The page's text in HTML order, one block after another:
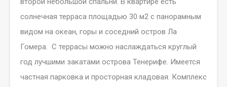
солнечная терраса площадью 30 м2 с панорамным
видом на океан, горы и соседний остров Ла
Гомера. С террасы можно наслаждаться круглый
год лучшими закатами острова Тенерифе. Имеется
частная парковка и просторная кладовая. Комплекс